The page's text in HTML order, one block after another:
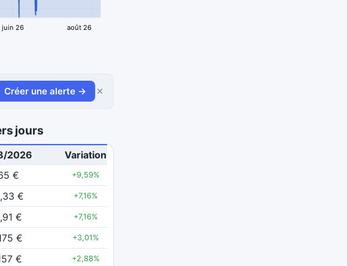
juin 26 août 26
Créer une alerte → ×
jours
2026
Variation
€ +9,59%
€ +7,16%
€ +7,16%
€ +3,01%
€ +2,88%